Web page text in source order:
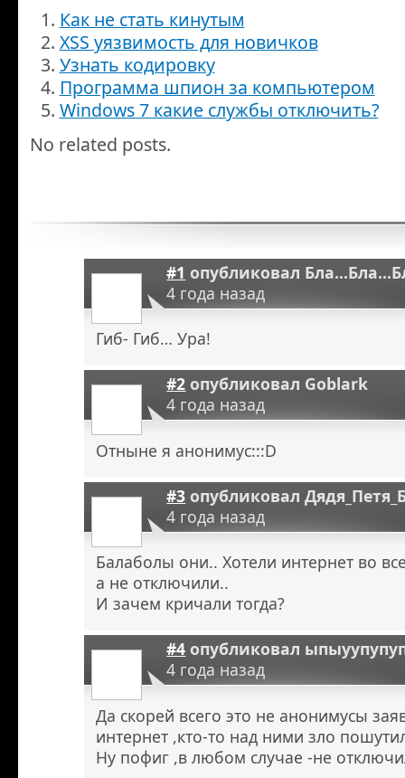
Как не стать кинутым
XSS уязвимость для новичков
Узнать кодировку
Программа шпион за компьютером
Windows 7 какие службы отключить?
No related posts.
#1 опубликовал
4 года назад
Гиб- Гиб… Ура!
#2 опубликовал Goblark
4 года назад
Отныне я анонимус:::D
#3 опубликовал
4 года назад
Балаболы они.. Хотели интернет во
а не отключили..
И зачем кричали тогда?
#4 опубликовал
4 года назад
Да скорей всего это не анонимусы
интернет ,кто-то над ними зло
Ну пофиг ,в любом случае -не